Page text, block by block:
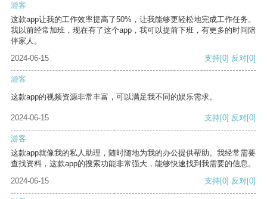
游客
这款app让我的工作效率提高了50%，让我能够更轻松地完成工作任务。
我以前经常加班，现在有了这个app，我可以提前下班，有更多的时间陪
伴家人。
2024-06-15
支持[0] 反对[0]
游客
这款app的视频资源非常丰富，可以满足我不同的娱乐需求。
2024-06-15 支持[0] 反对[0]
游客
这款app就像我的私人助理，随时随地为我的办公提供帮助。我经常需要
查找资料，这款app的搜索功能非常强大，能够快速找到我需要的信息。
2024-06-15
支持[0] 反对[0]